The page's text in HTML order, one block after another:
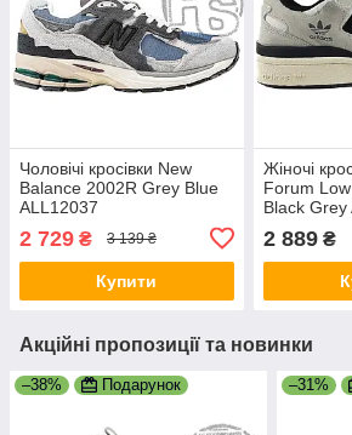
Чоловічі кросівки New
Balance 2002R Grey Blue
ALL12037
2 729 ₴ 3 139 ₴
Купити
Жіночі
Forum
Black Grey
2 889₴
Акційні пропозиції та новинки
–38% Подарунок –31%